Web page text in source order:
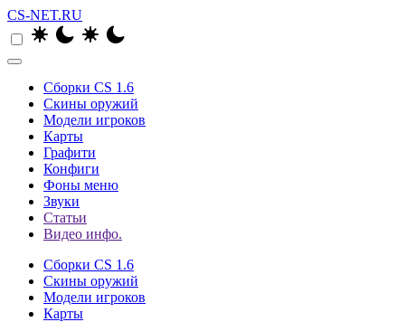
CS-NET.RU
Сборки CS 1.6
Скины оружий
Модели игроков
Карты
Графити
Конфиги
Фоны меню
Звуки
Статьи
Видео инфо.
Сборки CS 1.6
Скины оружий
Модели игроков
Карты